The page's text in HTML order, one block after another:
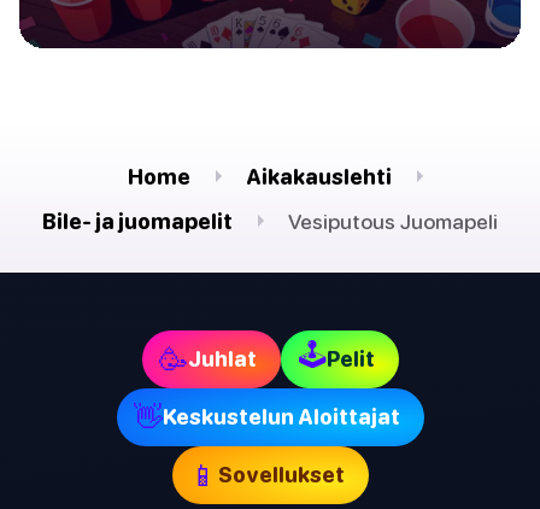
Home
Aikakauslehti
Bile- ja juomapelit
Vesiputous Juomapeli
🥳Juhlat 🕹Pelit
👋Keskustelun Aloittajat
📱 Sovellukset